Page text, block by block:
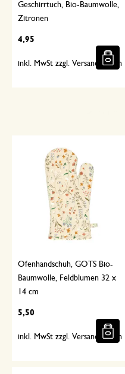
Geschirrtuch, Bio-Baumwolle,
Zitronen
4,95
inkl. MwSt zzgl. Versandkosten
Ofenhandschuh, GOTS Bio-
Baumwolle, Feldblumen 32 x
14 cm
5,50
inkl. MwSt zzgl. Versandkosten